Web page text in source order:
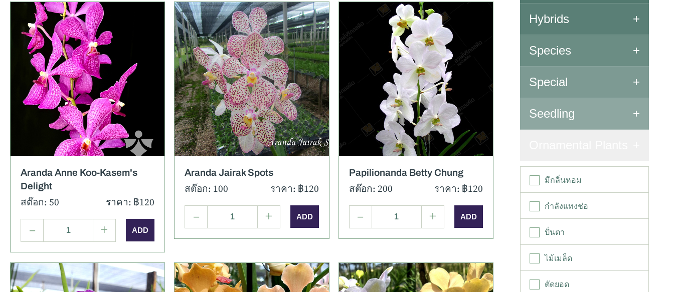
รายละเอียด ภาพเพิ่มเติม
Aranda Anne Koo-Kasem's
Delight
สต๊อก: 50 ราคา: ฿120
– +
รายละเอียด ภาพเพิ่มเติม
Aranda Jairak Spots
สต๊อก: 100 ราคา: ฿120
– +
รายละเอียด ภาพเพิ่มเติม
Papilionanda Betty Chung
สต๊อก: 200 ราคา: ฿120
– +
Hybrids
Aranda Renanthera
Cattleya
Dendrobium Sec.
Callista
Dendrobium Sec.
Formosae
Dendrobium Sec.
Pedilonum
Dendrobium Sec.
Phalaenanthe
Dendrobium Sec.
Spatulata
Species
All Species
Special
Special Orchids
Seedling
มีกลิ่นหอม
กำลังแทงช่อ
ปั่นตา
ไม้เมล็ด
ตัดยอด